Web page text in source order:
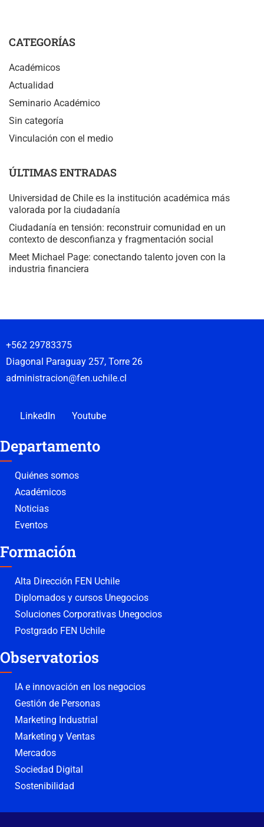
CATEGORÍAS
Académicos
Actualidad
Seminario Académico
Sin categoría
Vinculación con el medio
ÚLTIMAS ENTRADAS
Universidad de Chile es la institución académica más
valorada por la ciudadanía
Ciudadanía en tensión: reconstruir comunidad en un
contexto de desconfianza y fragmentación social
Meet Michael Page: conectando talento joven con la
industria financiera
+562 29783375
Diagonal Paraguay 257, Torre 26
administracion@fen.uchile.cl
LinkedIn Youtube
Departamento
Quiénes somos
Académicos
Noticias
Eventos
Formación
Alta Dirección FEN Uchile
Diplomados y cursos Unegocios
Soluciones Corporativas Unegocios
Postgrado FEN Uchile
Observatorios
IA e innovación en los negocios
Gestión de Personas
Marketing Industrial
Marketing y Ventas
Mercados
Sociedad Digital
Sostenibilidad